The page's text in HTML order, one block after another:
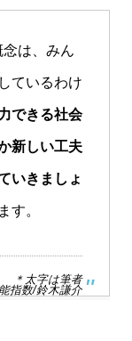
は、みん
ているわけ
できる社会
新しい工夫
いきましょ
す。
＊太字は筆者
指数/鈴木謙介